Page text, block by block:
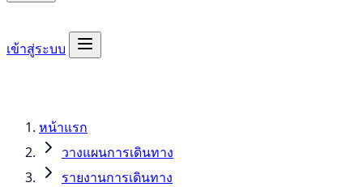
เข้าสู่ระบบ
หน้าแรก
วางแผนการเดินทาง
รายงานการเดินทาง